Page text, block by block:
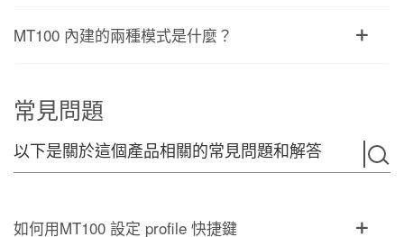
MT100 內建的兩種模式是什麼？
常見問題
以下是關於這個產品相關的常見問題和解答
如何用MT100 設定 profile 快捷鍵